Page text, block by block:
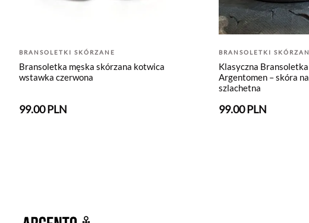
BRANSOLETKI SKÓRZANE
Bransoletka męska skórzana kotwica
wstawka czerwona
99.00 PLN
BRANSOLETKI
Klasyczna
Argentomen – skóra
szlachetna
99.00 PLN